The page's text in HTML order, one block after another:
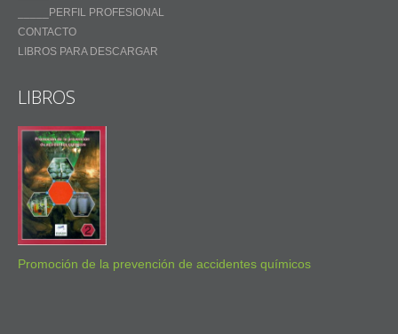
_____PERFIL PROFESIONAL
CONTACTO
LIBROS PARA DESCARGAR
LIBROS
Promoción de la prevención de accidentes químicos